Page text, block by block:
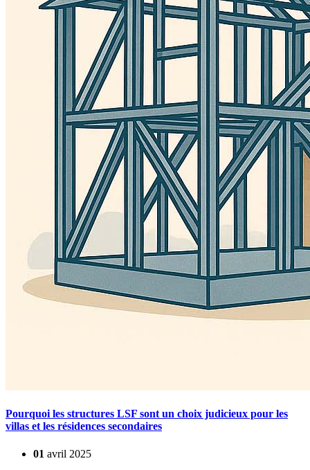
Pourquoi les structures LSF sont un choix judicieux pour les
villas et les résidences secondaires
01 avril 2025